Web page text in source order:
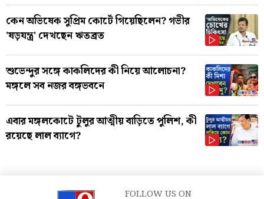
কেন অভিষেক সুপ্রিম কোর্টে গিয়েছিলেন? গভীর
'ষড়যন্ত্র' দেখছেন ঋতব্রত
শুভেন্দুর সঙ্গে কাকলিদের কী নিয়ে আলোচনা?
মঙ্গলে সব নজর বঙ্গভবনে
এবার মঙ্গলকোটে টুলুর আত্মীয় বাড়িতে পুলিশ, কী
রয়েছে লাল ব্যাগে?
FOLLOW US ON